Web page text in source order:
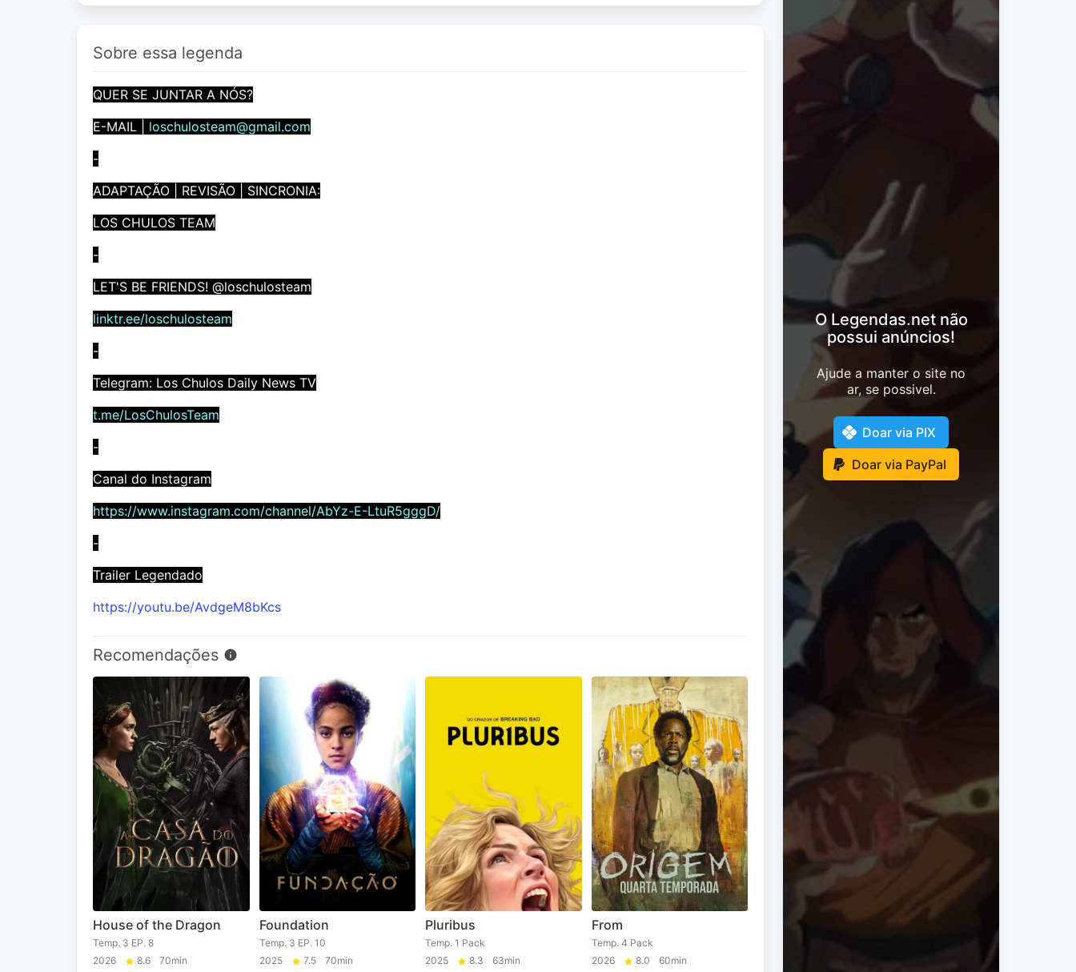
Sobre essa legenda
QUER SE JUNTAR A NÓS?
E-MAIL | loschulosteam@gmail.com
-
ADAPTAÇÃO | REVISÃO | SINCRONIA:
LOS CHULOS TEAM
-
LET'S BE FRIENDS! @loschulosteam
linktr.ee/loschulosteam
-
Telegram: Los Chulos Daily News TV
t.me/LosChulosTeam
-
Canal do Instagram
https://www.instagram.com/channel/AbYz-E-LtuR5gggD/
-
Trailer Legendado
https://youtu.be/AvdgeM8bKcs
Recomendações
House of the Dragon
Temp. 3 EP. 8
2026
8.6 70min
Foundation
Temp. 3 EP. 10
2025
7.5 70min
Pluribus
Temp. 1 Pack
2025
8.3 63min
From
Temp. 4 Pack
2026
8.0 60min
O Legendas.net não
possui anúncios!
Ajude a manter o site no
ar, se possivel.
Doar via PIX
Doar via PayPal